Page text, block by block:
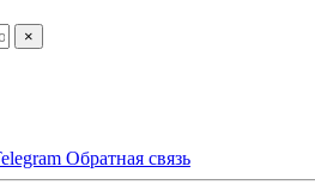
×
Обратная связь